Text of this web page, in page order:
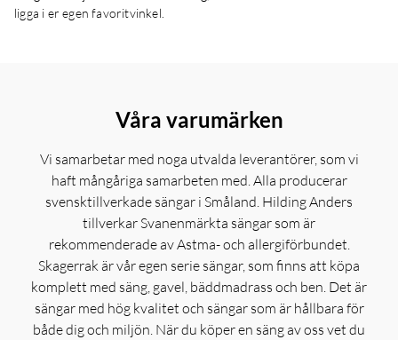
ligga i er egen favoritvinkel.
Våra varumärken
Vi samarbetar med noga utvalda leverantörer, som vi
haft mångåriga samarbeten med. Alla producerar
svensktillverkade sängar i Småland. Hilding Anders
tillverkar Svanenmärkta sängar som är
rekommenderade av Astma- och allergiförbundet.
Skagerrak är vår egen serie sängar, som finns att köpa
komplett med säng, gavel, bäddmadrass och ben. Det är
sängar med hög kvalitet och sängar som är hållbara för
både dig och miljön. När du köper en säng av oss vet du